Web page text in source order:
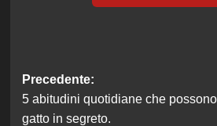
Navigazione
articolo
Precedente:
5 abitudini quotidiane che
gatto in segreto.